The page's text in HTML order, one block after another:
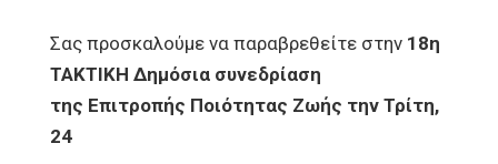
Σας προσκαλούμε να παραβρεθείτε στην 18η
ΤΑΚΤΙΚΗ Δημόσια συνεδρίαση
της Επιτροπής Ποιότητας Ζωής την Τρίτη,
24